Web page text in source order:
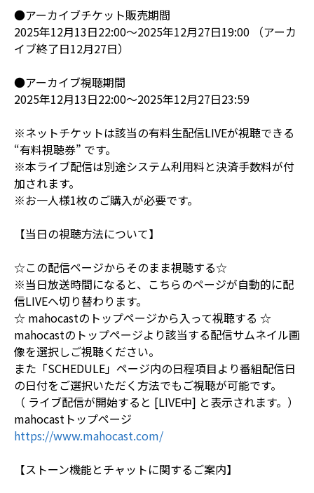
●アーカイブチケット販売期間
2025年12月13日22:00～2025年12月27日19:00 （アーカ
イブ終了日12月27日）
●アーカイブ視聴期間
2025年12月13日22:00～2025年12月27日23:59
※ネットチケットは該当の有料生配信LIVEが視聴できる
“有料視聴券” です。
※本ライブ配信は別途システム利用料と決済手数料が付
加されます。
※お一人様1枚のご購入が必要です。
【当日の視聴方法について】
☆この配信ページからそのまま視聴する☆
※当日放送時間になると、こちらのページが自動的に配
信LIVEへ切り替わります。
☆ mahocastのトップページから入って視聴する ☆
mahocastのトップページより該当する配信サムネイル画
像を選択しご視聴ください。
また「SCHEDULE」ページ内の日程項目より番組配信日
の日付をご選択いただく方法でもご視聴が可能です。
（ ライブ配信が開始すると [LIVE中] と表示されます。）
mahocastトップページ
https://www.mahocast.com/
【ストーン機能とチャットに関するご案内】